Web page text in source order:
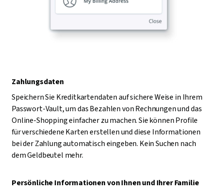
Zahlungsdaten
Speichern Sie Kreditkartendaten auf sichere Weise in Ihrem
Passwort-Vault, um das Bezahlen von Rechnungen und das
Online-Shopping einfacher zu machen. Sie können Profile
für verschiedene Karten erstellen und diese Informationen
bei der Zahlung automatisch eingeben. Kein Suchen nach
dem Geldbeutel mehr.
Persönliche Informationen von Ihnen und Ihrer Familie